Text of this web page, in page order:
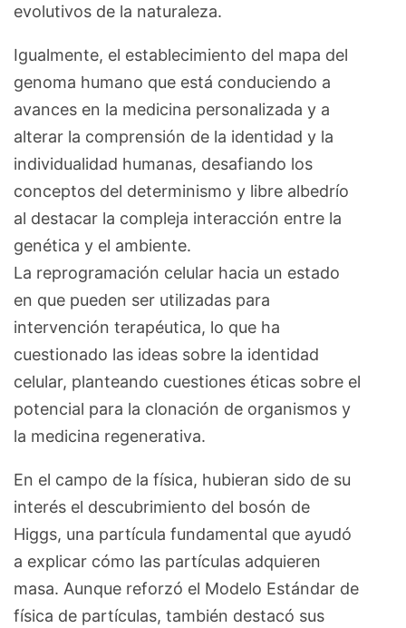
evolutivos de la naturaleza.
Igualmente, el establecimiento del mapa del
genoma humano que está conduciendo a
avances en la medicina personalizada y a
alterar la comprensión de la identidad y la
individualidad humanas, desafiando los
conceptos del determinismo y libre albedrío
al destacar la compleja interacción entre la
genética y el ambiente.
La reprogramación celular hacia un estado
en que pueden ser utilizadas para
intervención terapéutica, lo que ha
cuestionado las ideas sobre la identidad
celular, planteando cuestiones éticas sobre el
potencial para la clonación de organismos y
la medicina regenerativa.
En el campo de la física, hubieran sido de su
interés el descubrimiento del bosón de
Higgs, una partícula fundamental que ayudó
a explicar cómo las partículas adquieren
masa. Aunque reforzó el Modelo Estándar de
física de partículas, también destacó sus